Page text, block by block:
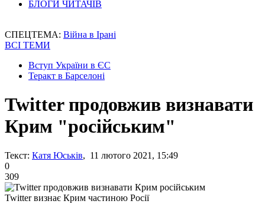
БЛОГИ ЧИТАЧІВ
СПЕЦТЕМА: Війна в Ірані
ВСІ ТЕМИ
Вступ України в ЄС
Теракт в Барселоні
Twitter продовжив визнавати
Крим "російським"
Текст: Катя Юськів, 11 лютого 2021, 15:49
0
309
Twitter визнає Крим частиною Росії